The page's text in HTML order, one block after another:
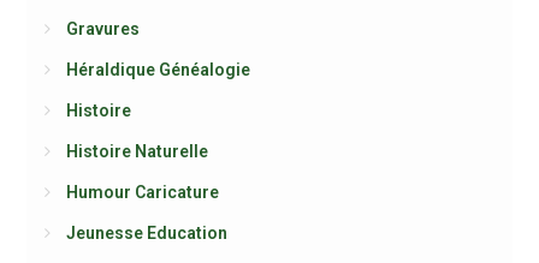
Gravures
Héraldique Généalogie
Histoire
Histoire Naturelle
Humour Caricature
Jeunesse Education